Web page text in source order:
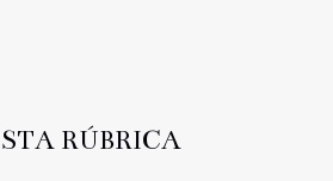
RÚBRICA